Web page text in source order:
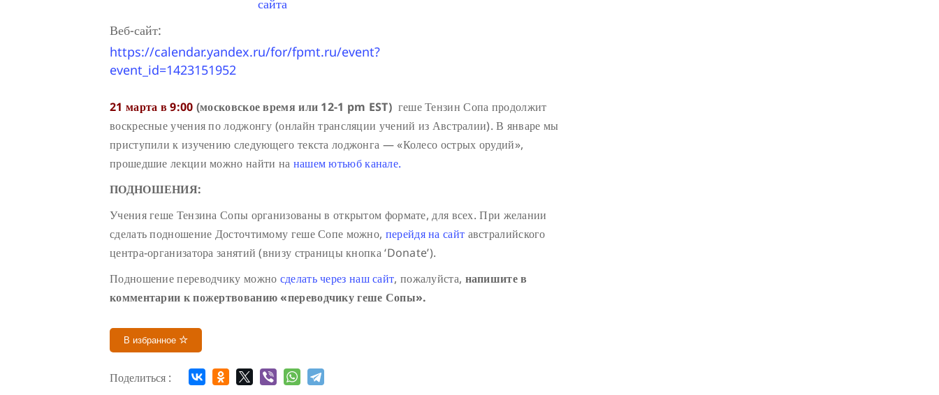
Веб-сайт:
https://calendar.yandex.ru/for/fpmt.ru/event?
event_id=1423151952
21 марта в 9:00 (московское время или 12-1 pm EST) геше Тензин Сопа продолжит
воскресные учения по лоджонгу (онлайн трансляции учений из Австралии). В январе мы
приступили к изучению следующего текста лоджонга — «Колесо острых орудий»,
прошедшие лекции можно найти на нашем ютьюб канале.
ПОДНОШЕНИЯ:
Учения геше Тензина Сопы организованы в открытом формате, для всех. При желании
сделать подношение Досточтимому геше Сопе можно, перейдя на сайт австралийского
центра-организатора занятий (внизу страницы кнопка ‘Donate’).
Подношение переводчику можно сделать через наш сайт, пожалуйста, напишите в
комментарии к пожертвованию «переводчику геше Сопы».
В избранное
Поделиться :